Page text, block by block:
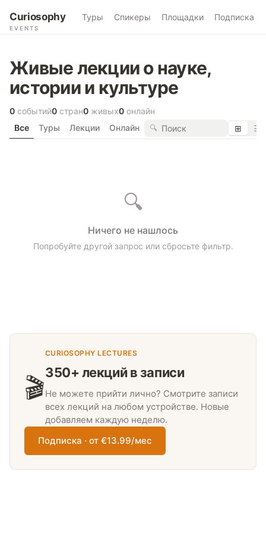
Curiosophy
EVENTS
Туры Спикеры Площадки Подписка
Живые лекции о науке,
истории и культуре
0 событий0 стран0 живых0 онлайн
Все
Туры Лекции Онлайн 🔍 ⊞ ☰
🔍
Ничего не нашлось
Попробуйте другой запрос или сбросьте фильтр.
🎬
CURIOSOPHY LECTURES
350+ лекций в записи
Не можете прийти лично? Смотрите записи
всех лекций на любом устройстве. Новые
добавляем каждую неделю.
Подписка · от €13.99/мес